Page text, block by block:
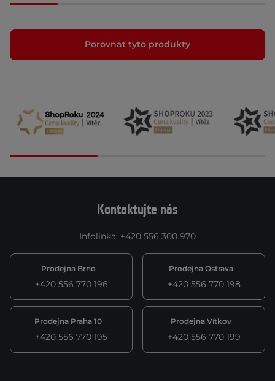
Porovnat tyto produkty
Kontaktujte nás
Infolinka: +420 556 300 970
Prodejna Brno
+420 556 770 196
Prodejna Ostrava
+420 556 770 198
Prodejna Praha 10
+420 556 770 195
Prodejna Vítkov
+420 556 770 199